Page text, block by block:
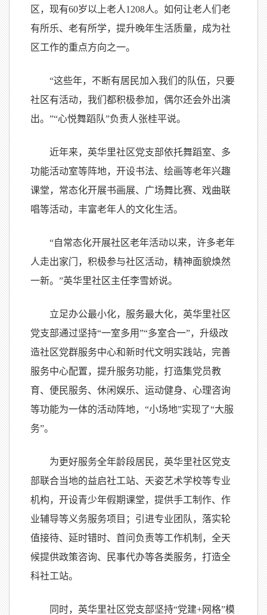
区，现有60岁以上老人1208人。如何让老人们老
有所乐、老有所学，提升晚年生活质量，成为社
区工作的重点方向之一。
“这些年，不断有居民加入我们的队伍，只要
社区有活动，我们都积极参加，偶尔还会外出演
出。”“心悦舞蹈队”负责人张桂平说。
近年来，英华里社区党支部依托舞蹈室、多
功能活动室等阵地，开设书法、绘画等老年兴趣
课堂，常态化开展书画展、广场舞比赛、戏曲联
唱等活动，丰富老年人的文化生活。
“自常态化开展社区老年活动以来，许多老年
人走出家门，积极参与社区活动，精神面貌焕然
一新。”英华里社区主任李雪娇说。
立足办公最小化，服务最大化，英华里社区
党支部通过坚持“一室多用”“多室合一”，升级改
造社区党群服务中心和新时代文明实践站，完善
服务中心配置，提升服务功能，打造集党员教
育、便民服务、休闲娱乐、运动健身、心理咨询
等功能为一体的活动阵地，“小场地”实现了“大服
务”。
为更好服务全年龄段居民，英华里社区党支
部联合当地的益启社工站、天姿艺术学校等专业
机构，开设青少年假期课堂，提供手工制作、作
业辅导等义务服务项目；引进专业团队，落实轮
值接待、延时错时、首问负责等工作机制，全天
候提供政策咨询、民事代办等各类服务，打造全
科社工站。
同时，英华里社区党支部坚持“党建+网格”模